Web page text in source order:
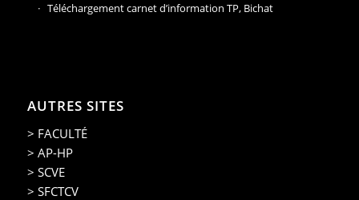
Téléchargement carnet d’information TP, Bichat
AUTRES SITES
> FACULTÉ
> AP-HP
> SCVE
> SFCTCV